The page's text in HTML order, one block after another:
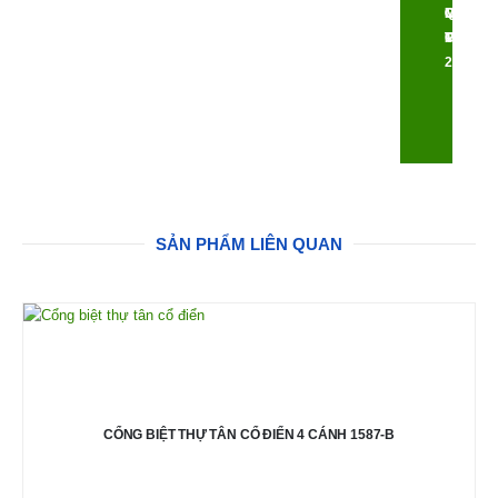
QUỐC
TẾ
MẪU
MÃ
CỰC
CAO
MIỄN
PHÍ
24/7
SẢN PHẨM LIÊN QUAN
CỔNG BIỆT THỰ TÂN CỔ ĐIỂN 4 CÁNH 1587-B